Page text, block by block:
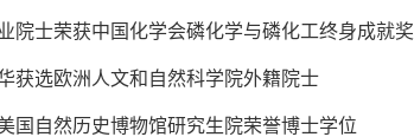
院士荣获中国化学会磷化学与磷化工终身成就奖
获选欧洲人文和自然科学院外籍院士
国自然历史博物馆研究生院荣誉博士学位